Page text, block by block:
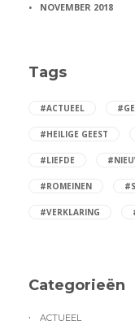
NOVEMBER 2018
Tags
#ACTUEEL
#HEILIGE GEEST
#LIEFDE
#ROMEINEN
#VERKLARING
Categorieën
ACTUEEL